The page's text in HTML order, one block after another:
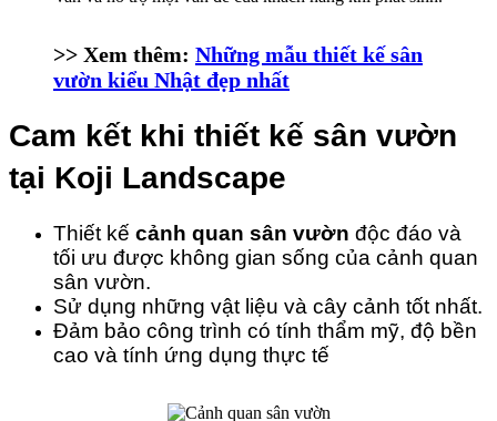
>> Xem thêm: Những mẫu thiết kế sân
vườn kiểu Nhật đẹp nhất
Cam kết khi thiết kế sân vườn
tại Koji Landscape
Thiết kế cảnh quan sân vườn độc đáo và
tối ưu được không gian sống của cảnh quan
sân vườn.
Sử dụng những vật liệu và cây cảnh tốt nhất.
Đảm bảo công trình có tính thẩm mỹ, độ bền
cao và tính ứng dụng thực tế